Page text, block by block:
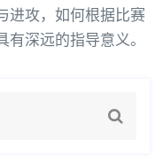
进攻，如何根据比赛
深远的指导意义。